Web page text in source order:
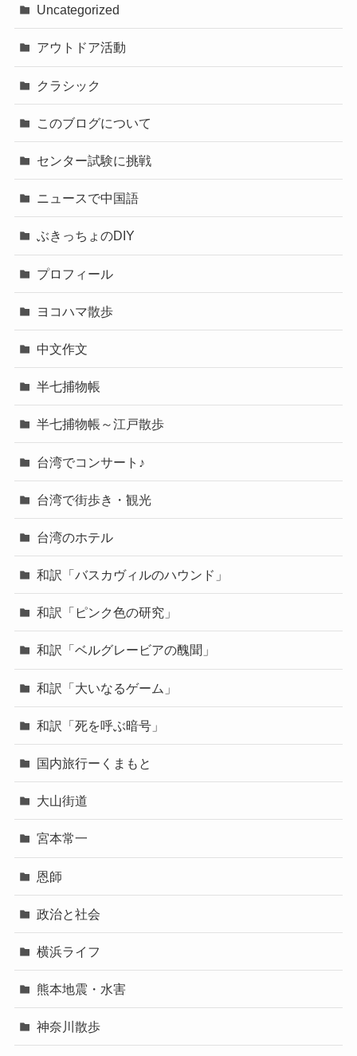
Uncategorized
アウトドア活動
クラシック
このブログについて
センター試験に挑戦
ニュースで中国語
ぶきっちょのDIY
プロフィール
ヨコハマ散歩
中文作文
半七捕物帳
半七捕物帳～江戸散歩
台湾でコンサート♪
台湾で街歩き・観光
台湾のホテル
和訳「バスカヴィルのハウンド」
和訳「ピンク色の研究」
和訳「ベルグレービアの醜聞」
和訳「大いなるゲーム」
和訳「死を呼ぶ暗号」
国内旅行ーくまもと
大山街道
宮本常一
恩師
政治と社会
横浜ライフ
熊本地震・水害
神奈川散歩